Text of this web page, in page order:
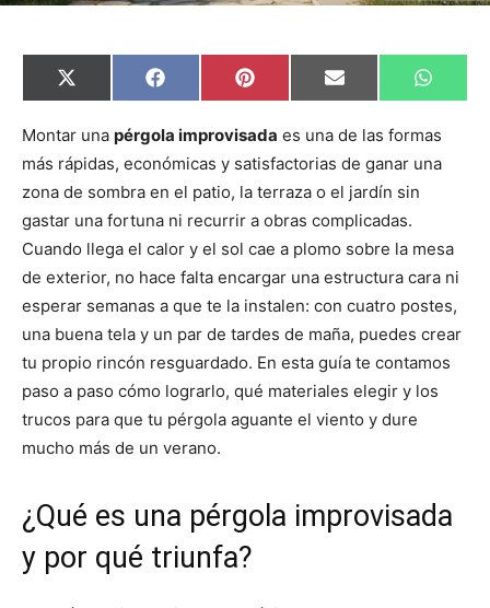
C
o
p
r
i
r
e
n
X
(
w
t
t
e
r
)
C
o
p
r
i
r
e
n
F
a
e
o
o
k
C
o
p
r
i
r
e
n
P
i
t
r
e
s
t
C
o
p
r
t
i
r
e
n
E
m
i
C
o
p
r
n
W
h
t
A
Montar una pérgola improvisada es una de las formas
más rápidas, económicas y satisfactorias de ganar una
zona de sombra en el patio, la terraza o el jardín sin
gastar una fortuna ni recurrir a obras complicadas.
Cuando llega el calor y el sol cae a plomo sobre la mesa
de exterior, no hace falta encargar una estructura cara ni
esperar semanas a que te la instalen: con cuatro postes,
una buena tela y un par de tardes de maña, puedes crear
tu propio rincón resguardado. En esta guía te contamos
paso a paso cómo lograrlo, qué materiales elegir y los
trucos para que tu pérgola aguante el viento y dure
mucho más de un verano.
¿Qué es una pérgola improvisada
y por qué triunfa?